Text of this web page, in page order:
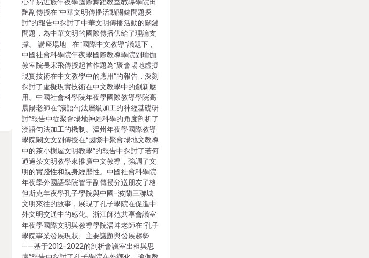
艷副傳授在“中華文明傳播活動關鍵問題探
討”的報告中探討了中華文明傳播活動的關鍵
問題，為中華文明的國際傳播供給了理論支
撐。 講座場地 在“國際中文教導”議題下，
中國社會科學院年夜學國際教導學院副瑜伽
教室院長宋飛傳授起首作題為“聚會場地虛擬
現實技術在中文教學中的應用”的報告，深刻
探討了虛擬現實技術在中文教學中的創新應
用。中國社會科學院年夜學國際教導學院高
晨陽老師在“漢語句法層級加工的神經基礎研
討”報告中從聚會場地神經科學的角度剖析了
漢語句法加工的機制。溫州年夜學國際教導
學院闞文文副傳授在“國際中聚會場地文教導
中的茶小樹屋文明教學”的報告中探討了若何
通過茶文明教學來推廣中文教導，強調了文
明的實踐性和親身經歷性。中國社會科學院
年夜學外國語學院管宇副傳授分送朋友了格
但斯克年夜學孔子學院與中國-波蘭三聯城
文明來往的故事，展現了孔子學院在促進中
外文明交通中的感化。浙江師范共享會議室
年夜學國際文明與教導學院湯坤老師在“孔子
學院事業發展現狀、主要議題與發展趨勢
——基于2012-2022的剖析會議室出租與思